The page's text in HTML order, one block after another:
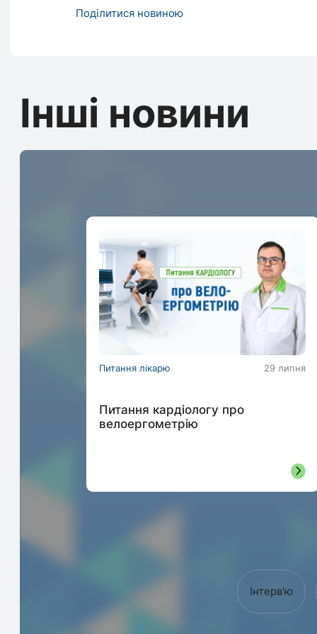
Поділитися новиною
Інші новини
Питання лікарю 29 липня
Питання кардіологу про
велоергометрію
Інтерв'ю